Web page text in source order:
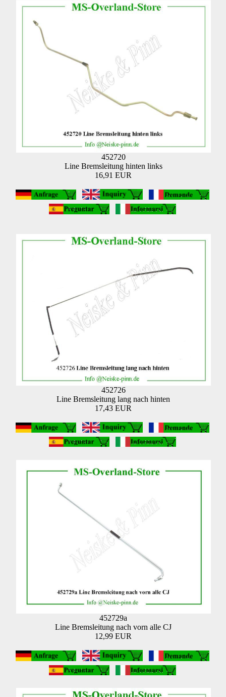
452720
Line Bremsleitung hinten links
16,91 EUR
452726
Line Bremsleitung lang nach hinten
17,43 EUR
452729a
Line Bremsleitung nach vorn alle CJ
12,99 EUR